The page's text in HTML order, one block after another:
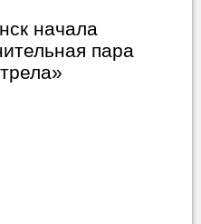
начала
пара